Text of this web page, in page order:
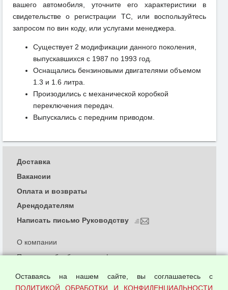
вашего автомобиля, уточните его характеристики в
свидетельстве о регистрации ТС, или воспользуйтесь
запросом по вин коду, или услугами менеджера.
Существует 2 модификации данного поколения,
выпускавшихся с 1987 по 1993 год.
Оснащались бензиновыми двигателями объемом
1.3 и 1.6 литра.
Произодились с механической коробкой
переключения передач.
Выпускались с передним приводом.
О компании
Политика обработки и конфиденциальности
Согласием на обработку персональных данных
Доставка
Вакансии
Оплата и возвраты
Арендодателям
Написать письмо Руководству
Оставаясь на нашем сайте, вы соглашаетесь с
ПОЛИТИКОЙ ОБРАБОТКИ И КОНФИДЕНЦИАЛЬНОСТИ